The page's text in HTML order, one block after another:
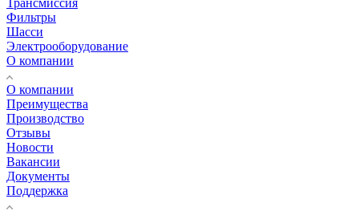
Фильтры
Шасси
Электрооборудование
О компании
О компании
Преимущества
Производство
Отзывы
Новости
Вакансии
Документы
Поддержка